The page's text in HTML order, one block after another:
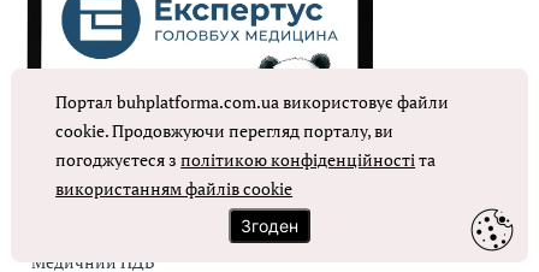
Медичний ПДВ
Портал buhplatforma.com.ua використовує файли
cookie. Продовжуючи перегляд порталу, ви
погоджуєтеся зполітикою конфіденційностіта
використанням файлів cookie
Згоден